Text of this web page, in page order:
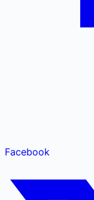
Facebook